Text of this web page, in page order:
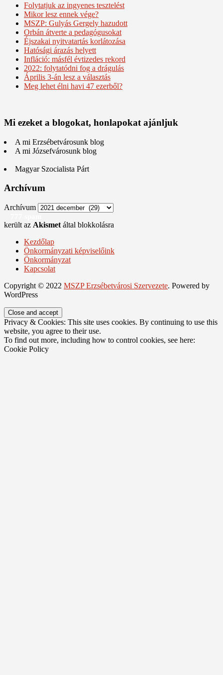
Folytatjuk az ingyenes tesztelést
Mikor lesz ennek vége?
MSZP: Gulyás Gergely hazudott
Orbán átverte a pedagógusokat
Éjszakai nyitvatartás korlátozása
Hatósági árazás helyett
Infláció: másfél évtizedes rekord
2022: folytatódni fog a drágulás
Április 3-án lesz a választás
Meg lehet élni havi 47 ezerből?
Mi ezeket a blogokat, honlapokat ajánljuk
A mi Erzsébetvárosunk blog
A mi Józsefvárosunk blog
Magyar Szocialista Párt
Archívum
Archívum
került az Akismet által blokkolásra
Kezdőlap
Önkormányzati képviselőink
Önkormányzat
Kapcsolat
Copyright © 2022 MSZP Erzsébetvárosi Szervezete. Powered by
WordPress
Privacy & Cookies: This site uses cookies. By continuing to use this
website, you agree to their use.
To find out more, including how to control cookies, see here:
Cookie Policy